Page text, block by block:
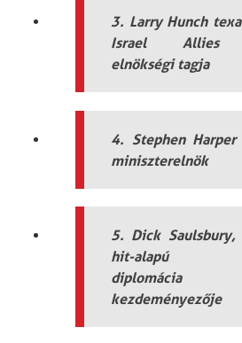
3. Larry Hunch
Israel Allies
elnökségi tagja
4. Stephen
miniszterelnök
5. Dick Saulsbury,
hit-alapú
kezdeményezője